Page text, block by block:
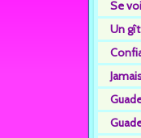
Se
Un